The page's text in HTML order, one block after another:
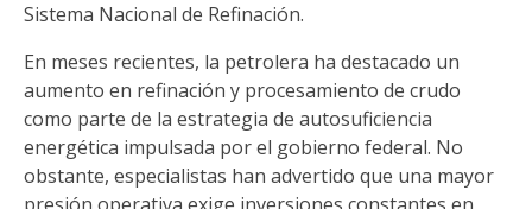
Sistema Nacional de Refinación.
En meses recientes, la petrolera ha destacado un
aumento en refinación y procesamiento de crudo
como parte de la estrategia de autosuficiencia
energética impulsada por el gobierno federal. No
obstante, especialistas han advertido que una mayor